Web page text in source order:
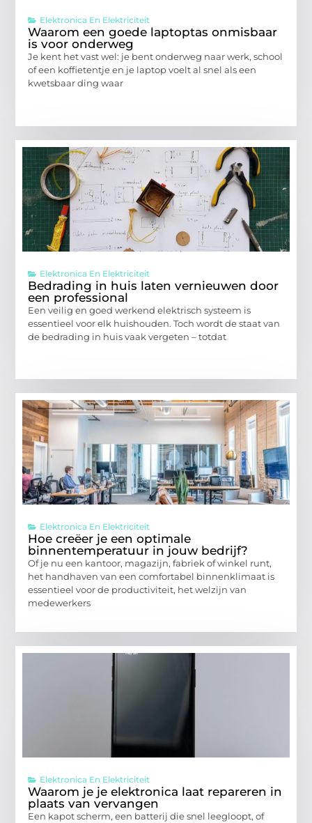
Elektronica En Elektriciteit
Waarom een goede laptoptas onmisbaar
is voor onderweg
Je kent het vast wel: je bent onderweg naar werk, school
of een koffietentje en je laptop voelt al snel als een
kwetsbaar ding waar
Elektronica En Elektriciteit
Bedrading in huis laten vernieuwen door
een professional
Een veilig en goed werkend elektrisch systeem is
essentieel voor elk huishouden. Toch wordt de staat van
de bedrading in huis vaak vergeten – totdat
Elektronica En Elektriciteit
Hoe creëer je een optimale
binnentemperatuur in jouw bedrijf?
Of je nu een kantoor, magazijn, fabriek of winkel runt,
het handhaven van een comfortabel binnenklimaat is
essentieel voor de productiviteit, het welzijn van
medewerkers
Elektronica En Elektriciteit
Waarom je je elektronica laat repareren in
plaats van vervangen
Een kapot scherm, een batterij die snel leegloopt, of